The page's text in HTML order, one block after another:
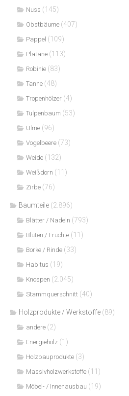
Nuss (145)
Obstbäume (407)
Pappel (109)
Platane (113)
Robinie (83)
Tanne (48)
Tropenhölzer (4)
Tulpenbaum (53)
Ulme (96)
Vogelbeere (73)
Weide (132)
Weißdorn (11)
Zirbe (76)
Baumteile (2.896)
Blätter / Nadeln (793)
Blüten / Früchte (11)
Borke / Rinde (33)
Habitus (19)
Knospen (2.045)
Stammquerschnitt (40)
Holzprodukte / Werkstoffe (89)
andere (2)
Energieholz (1)
Holzbauprodukte (3)
Massivholzwerkstoffe (11)
Möbel- / Innenausbau (19)